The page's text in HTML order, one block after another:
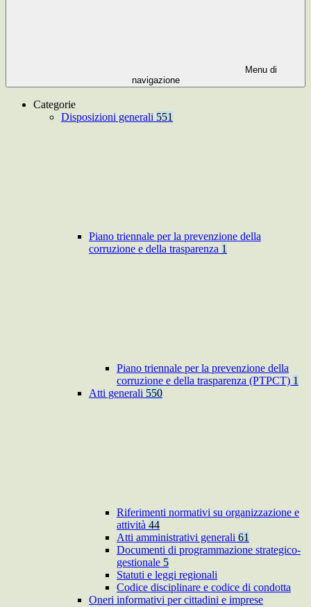
Menu di
navigazione
Categorie
Disposizioni generali 551
Piano triennale per la prevenzione della
corruzione e della trasparenza 1
Piano triennale per la prevenzione della
corruzione e della trasparenza (PTPCT) 1
Atti generali 550
Riferimenti normativi su organizzazione e
attività 44
Atti amministrativi generali 61
Documenti di programmazione strategico-
gestionale 5
Statuti e leggi regionali
Codice disciplinare e codice di condotta
Oneri informativi per cittadini e imprese